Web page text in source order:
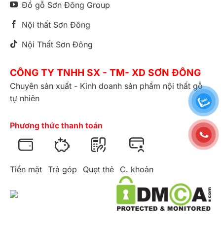
Đồ gỗ Sơn Đông Group
Nội thất Sơn Đông
Nội Thất Sơn Đông
CÔNG TY TNHH SX - TM- XD SƠN ĐÔNG
Chuyên sản xuất - Kinh doanh sản phẩm nội thất gỗ
tự nhiên
Phương thức thanh toán
Tiền mặt Trả góp Quẹt thẻ C. khoản